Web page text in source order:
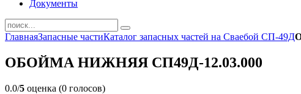
Документы
ГлавнаяЗапасные частиКаталог запасных частей на Сваебой СП-49Д
ОБОЙМА НИЖНЯЯ СП49Д-12.03.000
0.0/5 оценка (0 голосов)